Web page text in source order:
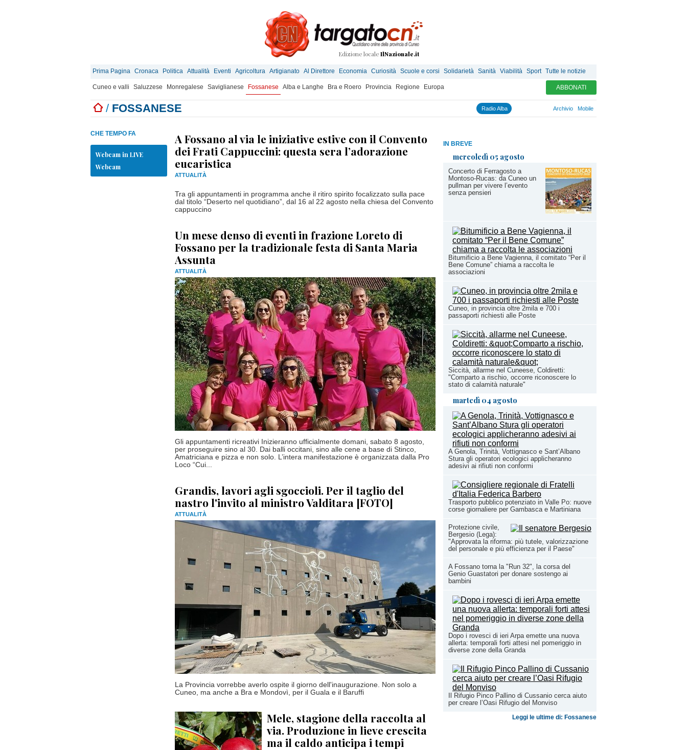
Edizione locale IlNazionale.it
Prima Pagina Cronaca Politica Attualità Eventi Agricoltura Artigianato Al Direttore Economia Curiosità Scuole e corsi Solidarietà Sanità Viabilità Sport Tutte le notizie
Cuneo e valli Saluzzese Monregalese Saviglianese Fossanese Alba e Langhe Bra e Roero Provincia Regione Europa ABBONATI
/ FOSSANESE Radio Alba Archivio Mobile
IN BREVE
mercoledì 05 agosto
Concerto di Ferragosto a
Montoso-Rucas: da Cuneo un
pullman per vivere l’evento
senza pensieri
Bitumificio a Bene Vagienna, il comitato “Per il
Bene Comune” chiama a raccolta le
associazioni
Cuneo, in provincia oltre 2mila e 700 i
passaporti richiesti alle Poste
Siccità, allarme nel Cuneese, Coldiretti:
"Comparto a rischio, occorre riconoscere lo
stato di calamità naturale"
martedì 04 agosto
A Genola, Trinità, Vottignasco e Sant’Albano
Stura gli operatori ecologici applicheranno
adesivi ai rifiuti non conformi
Trasporto pubblico potenziato in Valle Po: nuove
corse giornaliere per Gambasca e Martiniana
Protezione civile,
Bergesio (Lega):
"Approvata la riforma: più tutele, valorizzazione
del personale e più efficienza per il Paese"
A Fossano torna la "Run 32", la corsa del
Genio Guastatori per donare sostengo ai
bambini
Dopo i rovesci di ieri Arpa emette una nuova
allerta: temporali forti attesi nel pomeriggio in
diverse zone della Granda
Il Rifugio Pinco Pallino di Cussanio cerca aiuto
per creare l’Oasi Rifugio del Monviso
Leggi le ultime di: Fossanese
CHE TEMPO FA
Webcam in LIVE
Webcam
A Fossano al via le iniziative estive con il Convento
dei Frati Cappuccini: questa sera l’adorazione
eucaristica
ATTUALITÀ
Tra gli appuntamenti in programma anche il ritiro spirito focalizzato sulla pace
dal titolo “Deserto nel quotidiano”, dal 16 al 22 agosto nella chiesa del Convento
cappuccino
Un mese denso di eventi in frazione Loreto di
Fossano per la tradizionale festa di Santa Maria
Assunta
ATTUALITÀ
Gli appuntamenti ricreativi Inizieranno ufficialmente domani, sabato 8 agosto,
per proseguire sino al 30. Dai balli occitani, sino alle cene a base di Stinco,
Amatriciana e pizza e non solo. L’intera manifestazione è organizzata dalla Pro
Loco “Cui...
Grandis, lavori agli sgoccioli. Per il taglio del
nastro l'invito al ministro Valditara [FOTO]
ATTUALITÀ
La Provincia vorrebbe averlo ospite il giorno dell'inaugurazione. Non solo a
Cuneo, ma anche a Bra e Mondovì, per il Guala e il Baruffi
Mele, stagione della raccolta al
via. Produzione in lieve crescita
ma il caldo anticipa i tempi